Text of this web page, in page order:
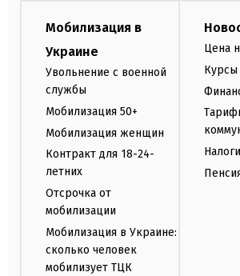
Мобилизация в
Украине
Увольнение с военной
службы
Мобилизация 50+
Мобилизация женщин
Контракт для 18-24-
летних
Отсрочка от
мобилизации
Мобилизация в Украине:
сколько человек
мобилизует ТЦК
Цена
Налоги